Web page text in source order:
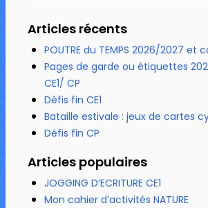
Articles récents
POUTRE du TEMPS 2026/2027 et
Pages de garde ou étiquettes
CE1/ CP
Défis fin CE1
Bataille estivale : jeux de cartes
Défis fin CP
Articles populaires
JOGGING D’ECRITURE CE1
Mon cahier d’activités NATURE